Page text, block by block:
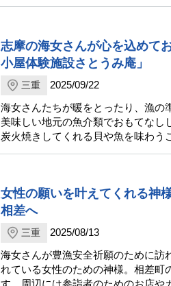
志摩の海女さんが心を込めて
小屋体験施設さとうみ庵」
三重
2025/09/22
海女さんたちが暖をとったり、漁の
美味しい地元の魚介類でおもてなし
炭火焼きしてくれる貝や魚を味わう
女性の願いを叶えてくれる神
相差へ
三重
2025/08/13
海女さんが豊漁安全祈願のために訪
れている女性のための神様。相差町
す。周辺には参詣者のためのお店や